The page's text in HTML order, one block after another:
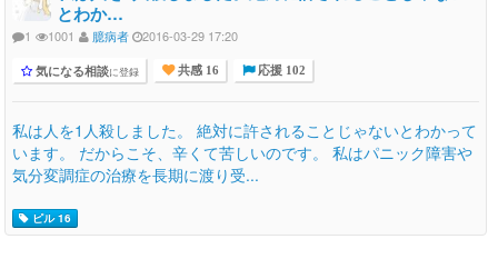
とわか…
1 1001 臆病者 2016-03-29 17:20
気になる相談に登録 共感 16 応援 102
私は人を1人殺しました。 絶対に許されることじゃないとわかって
います。 だからこそ、辛くて苦しいのです。 私はパニック障害や
気分変調症の治療を長期に渡り受...
ピル 16